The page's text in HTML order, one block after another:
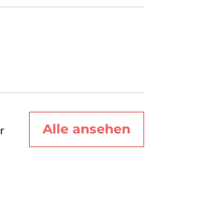
Alle ansehen